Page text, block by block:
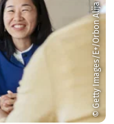
© Getty Images/E+/Orbon Alija